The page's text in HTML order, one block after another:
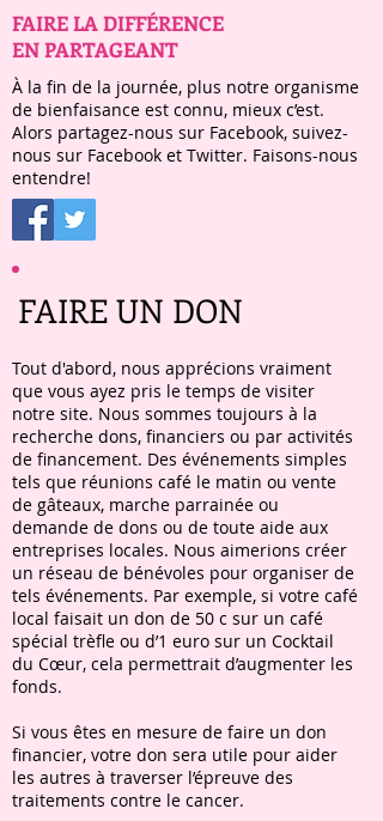
Tout d'abord, nous apprécions vraiment
que vous ayez pris le temps de visiter
notre site. Nous sommes toujours à la
recherche dons, financiers ou par activités
de financement. Des événements simples
tels que réunions café le matin ou vente
de gâteaux, marche parrainée ou
demande de dons ou de toute aide aux
entreprises locales. Nous aimerions créer
un réseau de bénévoles pour organiser de
tels événements. Par exemple, si votre café
local faisait un don de 50 c sur un café
spécial trèfle ou d’1 euro sur un Cocktail
du Cœur, cela permettrait d’augmenter les
fonds.
Si vous êtes en mesure de faire un don
financier, votre don sera utile pour aider
les autres à traverser l’épreuve des
traitements contre le cancer.
FAIRE UN DON
FAIRE LA DIFFÉRENCE
EN PARTAGEANT
À la fin de la journée, plus notre organisme
de bienfaisance est connu, mieux c’est.
Alors partagez-nous sur Facebook, suivez-
nous sur Facebook et Twitter. Faisons-nous
entendre!